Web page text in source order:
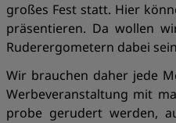
großes Fest statt. Hier
präsentieren. Da wollen
Ruderergometern dabei
Wir brauchen daher jede
Werbeveranstaltung mit
probe gerudert werden,